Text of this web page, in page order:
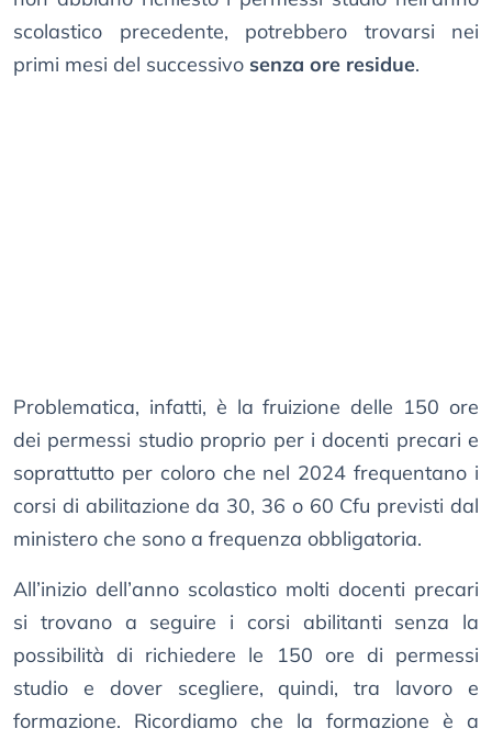
scolastico precedente, potrebbero trovarsi nei
primi mesi del successivo senza ore residue.
Problematica, infatti, è la fruizione delle 150 ore
dei permessi studio proprio per i docenti precari e
soprattutto per coloro che nel 2024 frequentano i
corsi di abilitazione da 30, 36 o 60 Cfu previsti dal
ministero che sono a frequenza obbligatoria.
All’inizio dell’anno scolastico molti docenti precari
si trovano a seguire i corsi abilitanti senza la
possibilità di richiedere le 150 ore di permessi
studio e dover scegliere, quindi, tra lavoro e
formazione. Ricordiamo che la formazione è a